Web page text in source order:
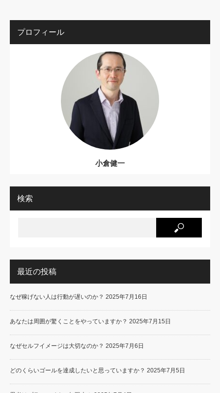
プロフィール
小倉健一
検索
最近の投稿
なぜ稼げない人は行動が遅いのか？ 2025年7月16日
あなたは周囲が驚くことをやっていますか？ 2025年7月15日
なぜセルフイメージは大切なのか？ 2025年7月6日
どのくらいゴールを達成したいと思っていますか？ 2025年7月5日